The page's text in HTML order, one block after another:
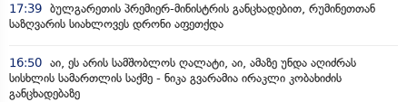
17:39 ბულგარეთის პრემიერ-მინისტრის განცხადებით, რუმინეთთან
საზღვარის სიახლოვეს დრონი აფეთქდა
16:50 აი, ეს არის სამშობლოს ღალატი, აი, ამაზე უნდა აღიძრას
სისხლის სამართლის საქმე - ნიკა გვარამია ირაკლი კობახიძის
განცხადებაზე